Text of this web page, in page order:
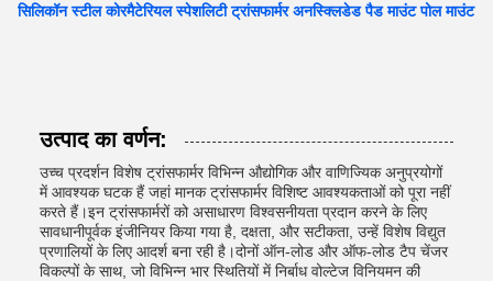
सिलिकॉन स्टील कोरमैटेरियल स्पेशलिटी ट्रांसफार्मर अनस्क्लिडेड पैड माउंट पोल माउंट
उत्पाद का वर्णन:
उच्च प्रदर्शन विशेष ट्रांसफार्मर विभिन्न औद्योगिक और वाणिज्यिक अनुप्रयोगों
में आवश्यक घटक हैं जहां मानक ट्रांसफार्मर विशिष्ट आवश्यकताओं को पूरा नहीं
करते हैं।इन ट्रांसफार्मरों को असाधारण विश्वसनीयता प्रदान करने के लिए
सावधानीपूर्वक इंजीनियर किया गया है, दक्षता, और सटीकता, उन्हें विशेष विद्युत
प्रणालियों के लिए आदर्श बना रही है।दोनों ऑन-लोड और ऑफ-लोड टैप चेंजर
विकल्पों के साथ, जो विभिन्न भार स्थितियों में निर्बाध वोल्टेज विनियमन की